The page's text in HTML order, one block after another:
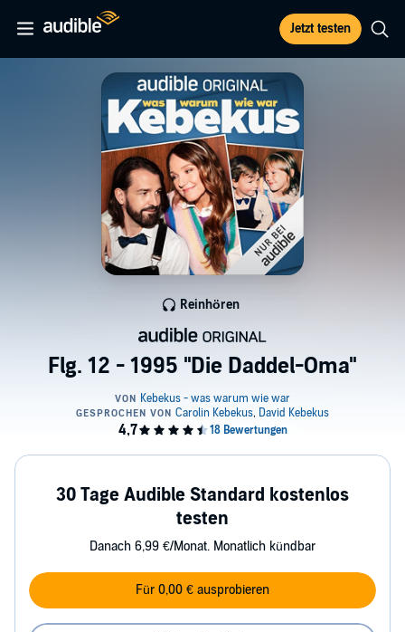
Jetzt testen
Flg. 12 - 1995 "Die Daddel-Oma"
Reinhören
30 Tage Audible Standard kostenlos
testen
Danach 6,99 €/Monat. Monatlich kündbar
Für 0,00 € ausprobieren